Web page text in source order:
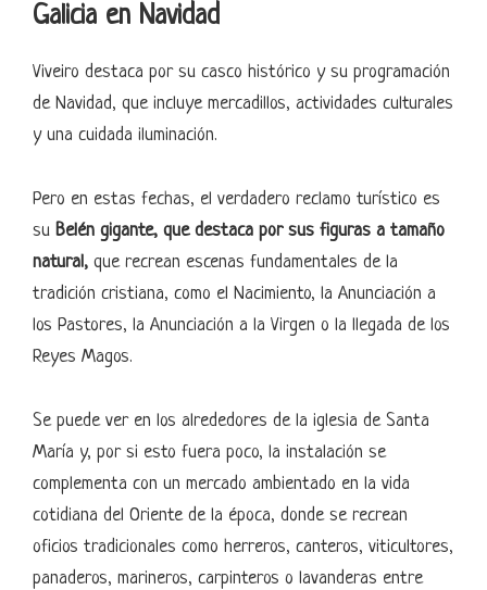
Galicia en Navidad
Viveiro destaca por su casco histórico y su programación
de Navidad, que incluye mercadillos, actividades culturales
y una cuidada iluminación.
Pero en estas fechas, el verdadero reclamo turístico es
su Belén gigante, que destaca por sus figuras a tamaño
natural, que recrean escenas fundamentales de la
tradición cristiana, como el Nacimiento, la Anunciación a
los Pastores, la Anunciación a la Virgen o la llegada de los
Reyes Magos.
Se puede ver en los alrededores de la iglesia de Santa
María y, por si esto fuera poco, la instalación se
complementa con un mercado ambientado en la vida
cotidiana del Oriente de la época, donde se recrean
oficios tradicionales como herreros, canteros, viticultores,
panaderos, marineros, carpinteros o lavanderas entre